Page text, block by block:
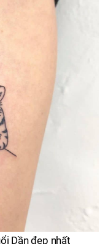
Dần đẹp nhất